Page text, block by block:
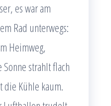
es war am
Rad unterwegs:
Heimweg,
strahlt flach
die Kühle kaum.